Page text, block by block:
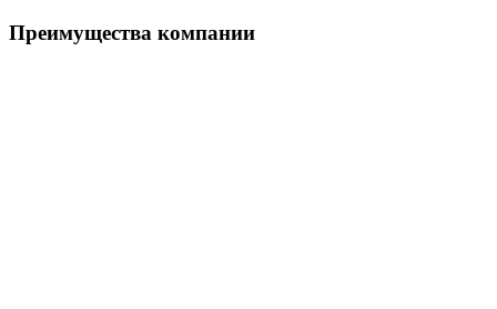
Преимущества компании